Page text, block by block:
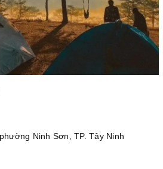
Ninh Sơn, TP. Tây Ninh